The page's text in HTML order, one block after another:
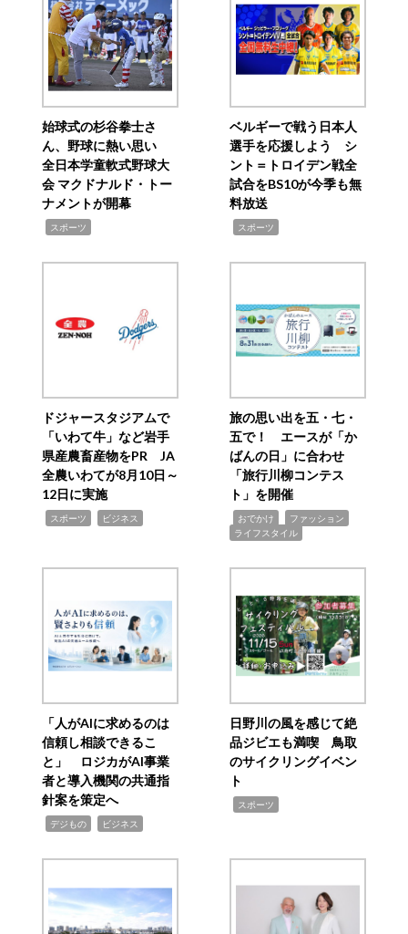
始球式の杉谷拳士さ
ん、野球に熱い思い
全日本学童軟式野球大
会 マクドナルド・トー
ナメントが開幕
スポーツ
ベルギーで戦う日本人
選手を応援しよう シ
ント＝トロイデン戦全
試合をBS10が今季も無
料放送
スポーツ
ドジャースタジアムで
「いわて牛」など岩手
県産農畜産物をPR JA
全農いわてが8月10日～
12日に実施
スポーツ ビジネス
旅の思い出を五・七・
五で！ エースが「か
ばんの日」に合わせ
「旅行川柳コンテス
ト」を開催
おでかけ ファッション
ライフスタイル
「人がAIに求めるのは
信頼し相談できるこ
と」 ロジカがAI事業
者と導入機関の共通指
針案を策定へ
デジもの ビジネス
日野川の風を感じて絶
品ジビエも満喫 鳥取
のサイクリングイベン
ト
スポーツ